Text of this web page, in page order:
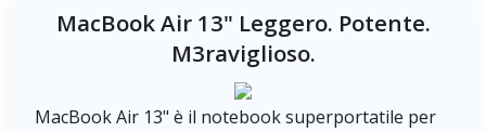
MacBook Air 13" Leggero. Potente.
M3raviglioso.
MacBook Air 13" è il notebook superportatile per